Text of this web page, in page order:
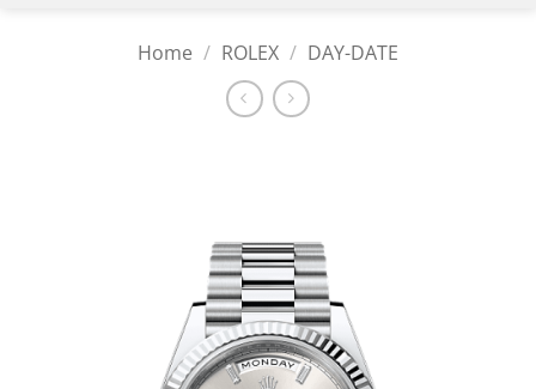
Home / ROLEX / DAY-DATE